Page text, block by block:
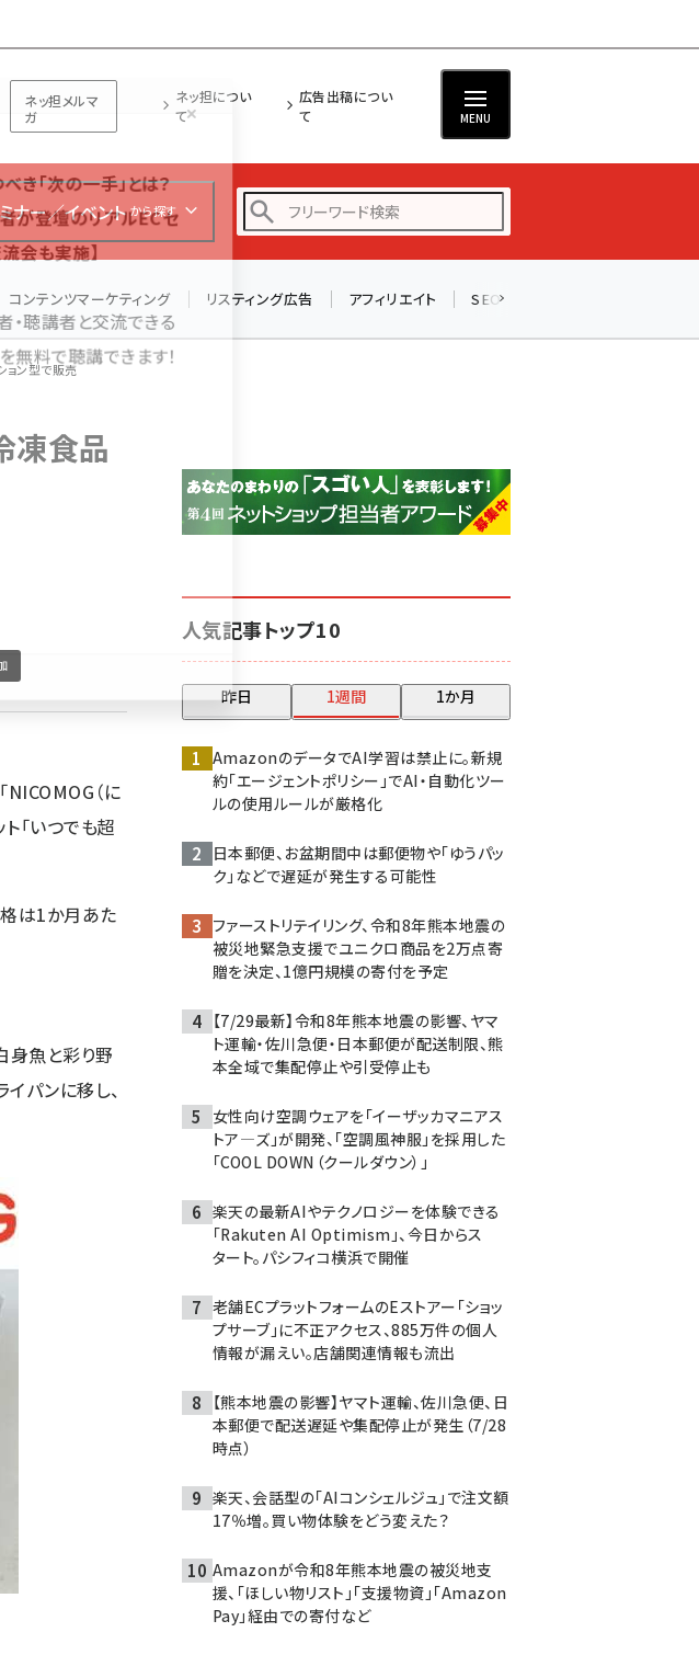
ネッ担メルマ
ガ
ネッ担につい
て
広告出稿につい
て
MENU
ナー／イベント から探す
アスクル (1122)
base (1081)
コンテンツマーケティング リスティング広告 アフィリエイト SEO
ョン型で販売
凍食品
NICOMOG（に
「いつでも超
は1か月あた
身魚と彩り野
パンに移し、
人気記事トップ10
昨日 1週間 1か月
AmazonのデータでAI学習は禁止に。新規
約「エージェントポリシー」でAI・自動化ツー
ルの使用ルールが厳格化
日本郵便、お盆期間中は郵便物や「ゆうパッ
ク」などで遅延が発生する可能性
ファーストリテイリング、令和8年熊本地震の
被災地緊急支援でユニクロ商品を2万点寄
贈を決定、1億円規模の寄付を予定
【7/29最新】令和8年熊本地震の影響、ヤマ
ト運輸・佐川急便・日本郵便が配送制限、熊
本全域で集配停止や引受停止も
女性向け空調ウェアを「イーザッカマニアス
トア―ズ」が開発、「空調風神服」を採用した
「COOL DOWN（クールダウン）」
楽天の最新AIやテクノロジーを体験できる
「Rakuten AI Optimism」、今日からス
タート。パシフィコ横浜で開催
老舗ECプラットフォームのEストアー「ショッ
プサーブ」に不正アクセス、885万件の個人
情報が漏えい。店舗関連情報も流出
【熊本地震の影響】ヤマト運輸、佐川急便、日
本郵便で配送遅延や集配停止が発生（7/28
時点）
楽天、会話型の「AIコンシェルジュ」で注文額
17％増。買い物体験をどう変えた？
Amazonが令和8年熊本地震の被災地支
援、「ほしい物リスト」「支援物資」「Amazon
Pay」経由での寄付など
「次の一手」とは？
が登壇のリアルECセ
会も実施】
・聴講者と交流できる
無料で聴講できます！